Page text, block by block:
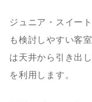
ジュニア・スイー
も検討しやすい客
は天井から引き出
を利用します。